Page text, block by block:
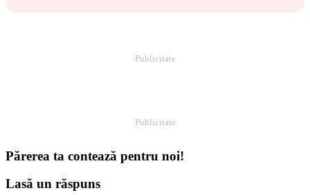
Publicitate
Publicitate
Părerea ta contează pentru noi!
Lasă un răspuns